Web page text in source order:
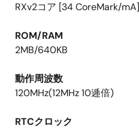
RXv2コア [34 CoreMark/mA]
ROM/RAM
2MB/640KB
動作周波数
120MHz(12MHz 10逓倍)
RTCクロック